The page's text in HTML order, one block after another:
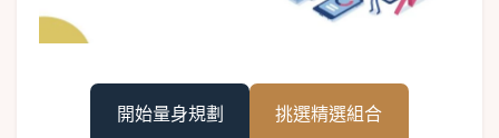
開始量身規劃 挑選精選組合